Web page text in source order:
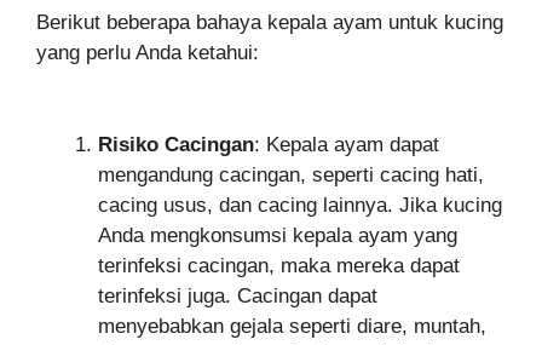
Berikut beberapa bahaya kepala ayam untuk kucing
yang perlu Anda ketahui:
Risiko Cacingan: Kepala ayam dapat
mengandung cacingan, seperti cacing hati,
cacing usus, dan cacing lainnya. Jika kucing
Anda mengkonsumsi kepala ayam yang
terinfeksi cacingan, maka mereka dapat
terinfeksi juga. Cacingan dapat
menyebabkan gejala seperti diare, muntah,